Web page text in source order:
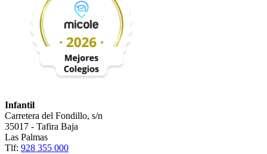
Infantil
Carretera del Fondillo, s/n
35017 - Tafira Baja
Las Palmas
Tlf: 928 355 000